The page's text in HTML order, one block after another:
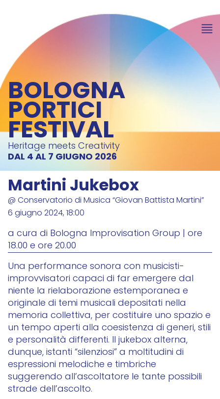
BOLOGNA
PORTICI
FESTIVAL
Heritage meets Creativity
DAL 4 AL 7 GIUGNO 2026
Martini Jukebox
@ Conservatorio di Musica “Giovan Battista Martini”
6 giugno 2024, 18:00
a cura di Bologna Improvisation Group | ore
18.00 e ore 20.00
Una performance sonora con musicisti-
improvvisatori capaci di far emergere dal
niente la rielaborazione estemporanea e
originale di temi musicali depositati nella
memoria collettiva, per costituire uno spazio e
un tempo aperti alla coesistenza di generi, stili
e personalità differenti. Il jukebox alterna,
dunque, istanti “silenziosi” a moltitudini di
espressioni melodiche e timbriche
suggerendo all’ascoltatore le tante possibili
strade dell’ascolto.